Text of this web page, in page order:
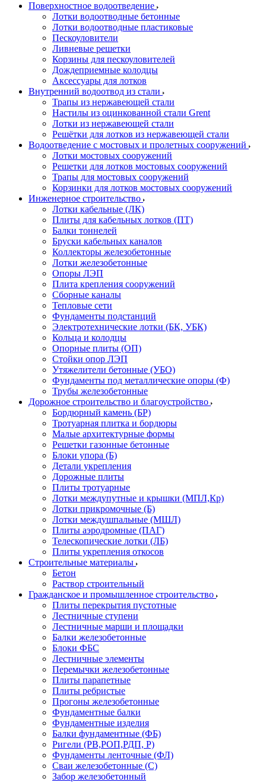
Поверхностное водоотведение
Лотки водоотводные бетонные
Лотки водоотводные пластиковые
Пескоуловители
Ливневые решетки
Корзины для пескоуловителей
Дождеприемные колодцы
Аксессуары для лотков
Внутренний водоотвод из стали
Трапы из нержавеющей стали
Настилы из оцинкованной стали Grent
Лотки из нержавеющей стали
Решётки для лотков из нержавеющей стали
Водоотведение с мостовых и пролетных сооружений
Лотки мостовых сооружений
Решетки для лотков мостовых сооружений
Трапы для мостовых сооружений
Корзинки для лотков мостовых сооружений
Инженерное строительство
Лотки кабельные (ЛК)
Плиты для кабельных лотков (ПТ)
Балки тоннелей
Бруски кабельных каналов
Коллекторы железобетонные
Лотки железобетонные
Опоры ЛЭП
Плита крепления сооружений
Сборные каналы
Тепловые сети
Фундаменты подстанций
Электротехнические лотки (БК, УБК)
Кольца и колодцы
Опорные плиты (ОП)
Стойки опор ЛЭП
Утяжелители бетонные (УБО)
Фундаменты под металлические опоры (Ф)
Трубы железобетонные
Дорожное строительство и благоустройство
Бордюрный камень (БР)
Тротуарная плитка и бордюры
Малые архитектурные формы
Решетки газонные бетонные
Блоки упора (Б)
Детали укрепления
Дорожные плиты
Плиты тротуарные
Лотки междупутные и крышки (МПЛ,Кр)
Лотки прикромочные (Б)
Лотки междушпальные (МШЛ)
Плиты аэродромные (ПАГ)
Телескопические лотки (ЛБ)
Плиты укрепления откосов
Строительные материалы
Бетон
Раствор строительный
Гражданское и промышленное строительство
Плиты перекрытия пустотные
Лестничные ступени
Лестничные марши и площадки
Балки железобетонные
Блоки ФБС
Лестничные элементы
Перемычки железобетонные
Плиты парапетные
Плиты ребристые
Прогоны железобетонные
Фундаментные балки
Фундаментные изделия
Балки фундаментные (ФБ)
Ригели (РВ,РОП,РДП, Р)
Фундаменты ленточные (ФЛ)
Сваи железобетонные (С)
Забор железобетонный